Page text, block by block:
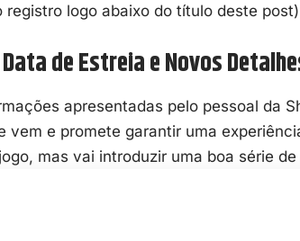
registro logo abaixo do título deste
de Estreia e Novos
apresentadas pelo pessoal da
vem e promete garantir uma
mas vai introduzir uma boa série